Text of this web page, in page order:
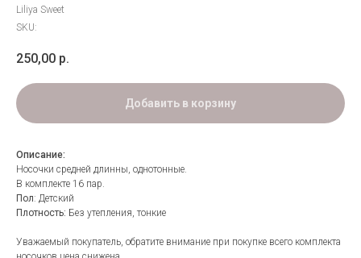
Liliya Sweet
SKU:
250,00 р.
Добавить в корзину
Описание:
Носочки средней длинны, однотонные.
В комплекте 16 пар.
Пол: Детский
Плотность: Без утепления, тонкие
Уважаемый покупатель, обратите внимание при покупке всего комплекта